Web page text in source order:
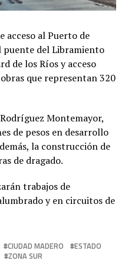
acceso al Puerto de
puente del Libramiento
de los Ríos y acceso
que representan 320
Montemayor,
de pesos en desarrollo
la construcción de
de dragado.
trabajos de
y en circuitos de
CIUDAD MADERO
ESTADO
ZONA SUR